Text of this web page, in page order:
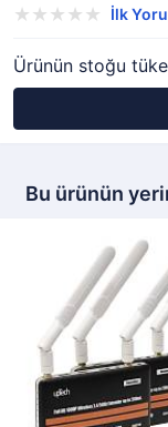
İlk
Ürünün stoğu
Bu ürünün